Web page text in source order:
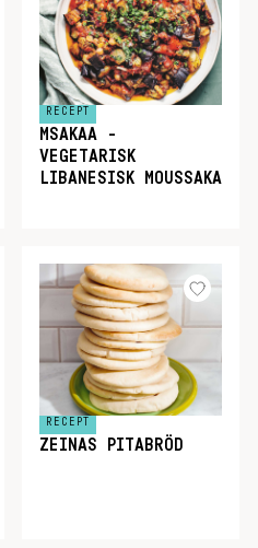
RECEPT
MSAKAA -
VEGETARISK
LIBANESISK MOUSSAKA
RECEPT
ZEINAS PITABRÖD